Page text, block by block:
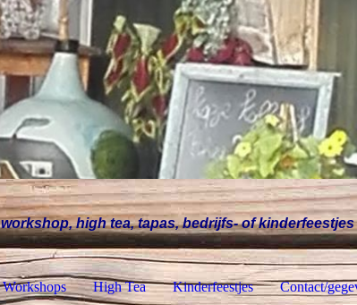
workshop, high tea, tapas, bedrijfs- of kinderfeestjes
Workshops High Tea Kinderfeestjes Contact/